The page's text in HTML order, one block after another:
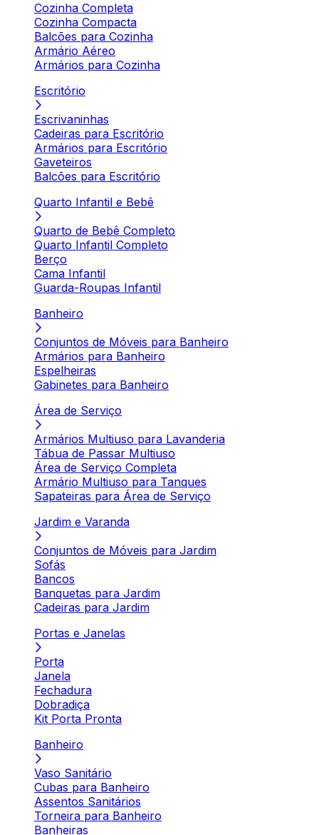
Cozinha Completa
Cozinha Compacta
Balcões para Cozinha
Armário Aéreo
Armários para Cozinha
Escritório
Escrivaninhas
Cadeiras para Escritório
Armários para Escritório
Gaveteiros
Balcões para Escritório
Quarto Infantil e Bebê
Quarto de Bebê Completo
Quarto Infantil Completo
Berço
Cama Infantil
Guarda-Roupas Infantil
Banheiro
Conjuntos de Móveis para Banheiro
Armários para Banheiro
Espelheiras
Gabinetes para Banheiro
Área de Serviço
Armários Multiuso para Lavanderia
Tábua de Passar Multiuso
Área de Serviço Completa
Armário Multiuso para Tanques
Sapateiras para Área de Serviço
Jardim e Varanda
Conjuntos de Móveis para Jardim
Sofás
Bancos
Banquetas para Jardim
Cadeiras para Jardim
Portas e Janelas
Porta
Janela
Fechadura
Dobradiça
Kit Porta Pronta
Banheiro
Vaso Sanitário
Cubas para Banheiro
Assentos Sanitários
Torneira para Banheiro
Banheiras